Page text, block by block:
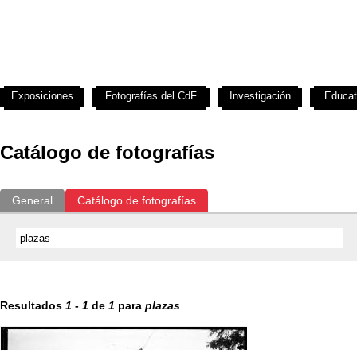
Catálogo de fotografías
General Catálogo de fotografías
Resultados 1 - 1 de 1 para plazas
Exposiciones Fotografías del CdF Investigación